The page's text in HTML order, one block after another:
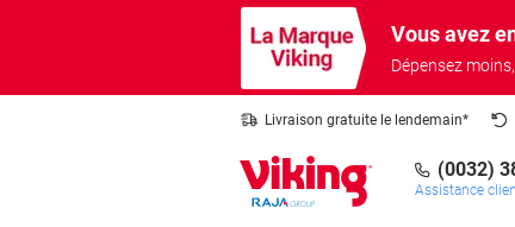
Vous avez
Dépensez
Livraison gratuite le lendemain*
(0032)
Assistance